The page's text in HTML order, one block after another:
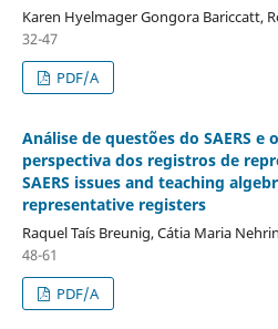
Karen Hyelmager Gongora Bariccatt,
32-47
PDF/A
Análise de questões do SAERS e
perspectiva dos registros de
SAERS issues and teaching
representative registers
Raquel Taís Breunig, Cátia Maria
48-61
PDF/A